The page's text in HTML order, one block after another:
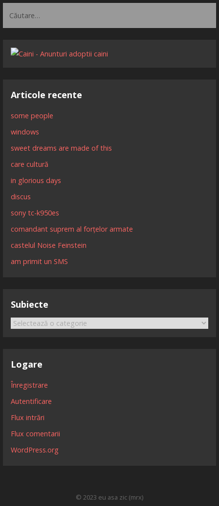
după:
Articole recente
some people
windows
sweet dreams are made of this
care cultură
in glorious days
discus
sony tc-k950es
comandant suprem al forțelor armate
castelul Noise Feinstein
am primit un SMS
Subiecte
Subiecte
Logare
Înregistrare
Autentificare
Flux intrări
Flux comentarii
WordPress.org
© 2023 eu asa zic (mrx)